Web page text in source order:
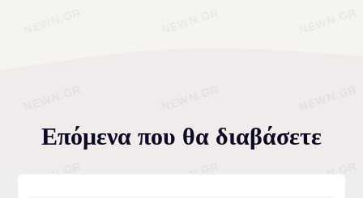
Επόμενα που θα διαβάσετε